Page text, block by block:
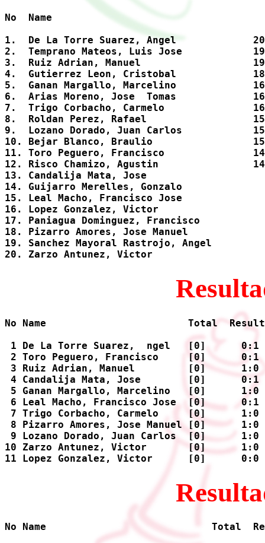
No  Name
1.  De La Torre Suarez, Angel
2.  Temprano Mateos, Luis Jose
3.  Ruiz Adrian, Manuel
4.  Gutierrez Leon, Cristobal
5.  Ganan Margallo, Marcelino
6.  Arias Moreno, Jose  Tomas
7.  Trigo Corbacho, Carmelo
8.  Roldan Perez, Rafael
9.  Lozano Dorado, Juan Carlos
10. Bejar Blanco, Braulio
11. Toro Peguero, Francisco
12. Risco Chamizo, Agustin
13. Candalija Mata,
14. Guijarro Merelles,
15. Leal Macho, Francisco
16. Lopez Gonzalez,
17. Paniagua Dominguez,
18. Pizarro Amores, Jose
19. Sanchez Mayoral Rastrojo,
No Name                        Total
1 De La Torre Suarez,  ngel   [0]
2 Toro Peguero, Francisco     [0]
3 Ruiz Adrian, Manuel         [0]
4 Candalija Mata, Jose        [0]
5 Ganan Margallo, Marcelino   [0]
6 Leal Macho, Francisco Jose  [0]
7 Trigo Corbacho, Carmelo     [0]      1:0
8 Pizarro Amores, Jose Manuel [0]
9 Lozano Dorado, Juan Carlos  [0]
10 Zarzo Antunez,
No Name                            Total